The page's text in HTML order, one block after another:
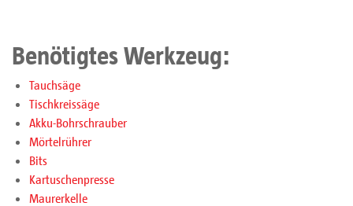
Benötigtes Werkzeug:
Tauchsäge
Tischkreissäge
Akku-Bohrschrauber
Mörtelrührer
Bits
Kartuschenpresse
Maurerkelle